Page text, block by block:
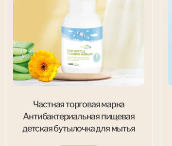
Частная торговая марка
Антибактериальная пищевая
детская бутылочка для мытья